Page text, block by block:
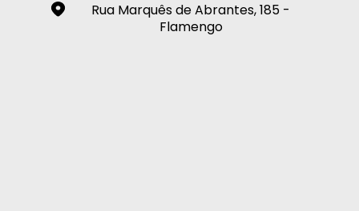
Rua Marquês de Abrantes, 185 -
Flamengo